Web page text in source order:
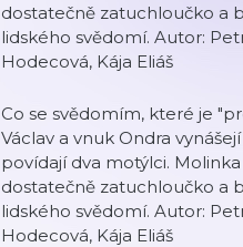
dostatečně zatuchloučko a
lidského svědomí. Autor:
Hodecová, Kája Eliáš
Co se svědomím, které je
Václav a vnuk Ondra
povídají dva motýlci.
dostatečně zatuchloučko a
lidského svědomí. Autor:
Hodecová, Kája Eliáš